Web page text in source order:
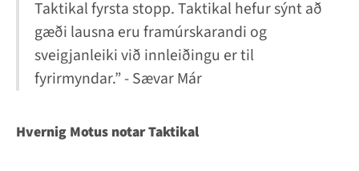
Taktikal fyrsta stopp. Taktikal hefur sýnt að
gæði lausna eru framúrskarandi og
sveigjanleiki við innleiðingu er til
fyrirmyndar.” - Sævar Már
Hvernig Motus notar Taktikal